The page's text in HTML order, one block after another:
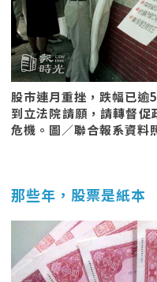
股市連月重挫，跌幅已逾
到立法院請願，請轉督
危機。圖／聯合報系資
那些年，股票是紙本